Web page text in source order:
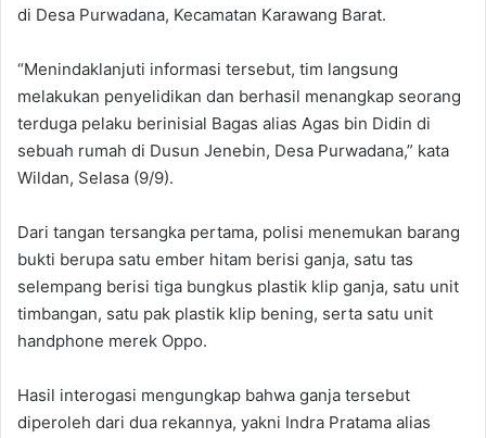
di Desa Purwadana, Kecamatan Karawang Barat.
“Menindaklanjuti informasi tersebut, tim langsung
melakukan penyelidikan dan berhasil menangkap seorang
terduga pelaku berinisial Bagas alias Agas bin Didin di
sebuah rumah di Dusun Jenebin, Desa Purwadana,” kata
Wildan, Selasa (9/9).
Dari tangan tersangka pertama, polisi menemukan barang
bukti berupa satu ember hitam berisi ganja, satu tas
selempang berisi tiga bungkus plastik klip ganja, satu unit
timbangan, satu pak plastik klip bening, serta satu unit
handphone merek Oppo.
Hasil interogasi mengungkap bahwa ganja tersebut
diperoleh dari dua rekannya, yakni Indra Pratama alias